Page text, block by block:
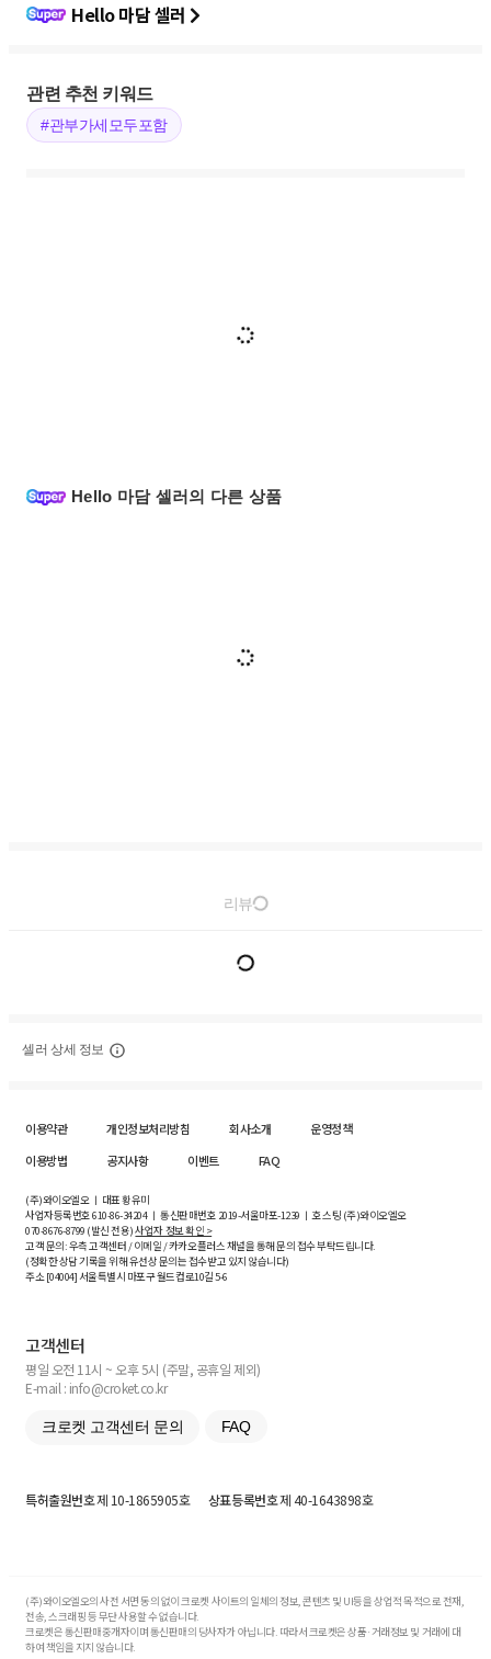
Hello 마담 셀러
관련 추천 키워드
#관부가세모두포함
Hello 마담 셀러의 다른 상품
리뷰
셀러 상세 정보
이용약관 개인정보처리방침 회사소개
운영정책
이용방법
공지사항 이벤트 FAQ
(주)와이오엘오 ㅣ 대표 황유미
사업자등록번호610-86-34204ㅣ 통신판매번호 2019-서울마포-1239 ㅣ 호스팅 (주)와이오엘오
070-8676-8799 (발신 전용)사업자 정보 확인 >
고객 문의: 우측 고객센터 / 이메일 / 카카오플러스 채널을 통해 문의 접수 부탁드립니다.
(정확한 상담 기록을 위해 유선상 문의는 접수받고 있지 않습니다)
주소 [04004] 서울특별시 마포구 월드컵로10길5-6
고객센터
평일 오전 11시 ~ 오후 5시 (주말, 공휴일 제외)
E-mail : info@croket.co.kr
크로켓 고객센터 문의 FAQ
특허출원번호제 10-1865905호 상표등록번호제 40-1643898호
(주)와이오엘오의 사전 서면 동의 없이 크로켓 사이트의 일체의 정보, 콘텐츠 및 UI등을 상업적 목적으로 전재,
전송, 스크래핑 등 무단 사용할 수 없습니다.
크로켓은 통신판매중개자이며 통신판매의 당사자가 아닙니다. 따라서 크로켓은 상품·거래정보 및 거래에 대
하여 책임을 지지 않습니다.